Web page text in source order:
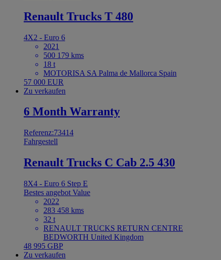
Renault Trucks T 480
4X2 - Euro 6
2021
500 179 kms
18 t
MOTORISA SA Palma de Mallorca Spain
57 000 EUR
Zu verkaufen
6 Month Warranty
Referenz:73414
Fahrgestell
Renault Trucks C Cab 2.5 430
8X4 - Euro 6 Step E
Bestes angebot Value
2022
283 458 kms
32 t
RENAULT TRUCKS RETURN CENTRE
BEDWORTH United Kingdom
48 995 GBP
Zu verkaufen